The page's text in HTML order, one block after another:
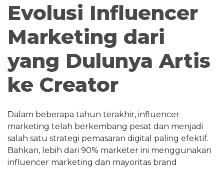
Evolusi Influencer
Marketing dari
yang Dulunya Artis
ke Creator
Dalam beberapa tahun terakhir, influencer
marketing telah berkembang pesat dan menjadi
salah satu strategi pemasaran digital paling efektif.
Bahkan, lebih dari 90% marketer ini menggunakan
influencer marketing dan mayoritas brand